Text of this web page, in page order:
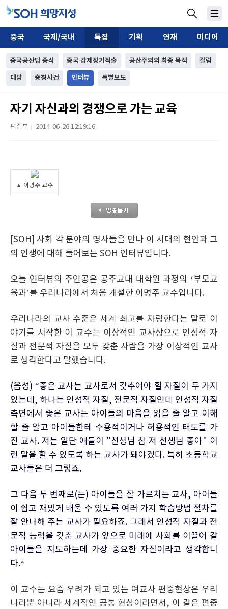
중국 국제/국내 특집 기획 연재 미디어
중국공산당 종식 중국 강제장기적출 공산주의의 최종 목적 칼럼
대담 충칭사건 인터뷰 특별보도
자기 자신과의 경쟁으로 가는 교육
편집부 2014-06-26 12:19:16
▲ 이명주 교수
[SOH] 사회 각 분야의 명사들을 만나 이 시대의 현안과 그
의 인생에 대해 들어보는 SOH 인터뷰입니다.
오늘 인터뷰의 주인공은 공주교대 대학원 과정의 ‘부모교
육과’를 우리나라에서 처음 개설한 이명주 교수입니다.
우리나라의 교사 수준은 세계 최고를 자랑한다는 말로 이
야기를 시작한 이 교수는 이상적인 교사상으로 인성적 자
질과 전문적 자질을 모두 갖춘 사람을 가장 이상적인 교사
로 생각한다고 말했습니다.
(음성) “좋은 교사는 교사로서 갖추어야 할 자질이 두 가지
있는데, 하나는 인성적 자질, 전문적 자질인데 인성적 자질
측면에서 좋은 교사는 아이들의 마음을 읽을 줄 알고 이해
할 줄 알고 아이들한테 수용적이거나 허용적인 태도를 가
진 교사. 저는 일단 애들이 "선생님 참 저 선생님 좋아" 이
런 말을 할 수 있도록 하는 교사가 돼야겠다. 특히 초등학교
교사들은 더 그렇죠.
그 다음 두 번째로(는) 아이들을 잘 가르치는 교사, 아이들
이 쉽고 재밌게 배울 수 있도록 여러 가지 학습방법 절차를
잘 안내해 주는 교사가 필요하죠. 그래서 인성적 자질과 전
문적 능력을 갖춘 교사가 앞으로 미래에 사회를 이끌어 갈
아이들을 지도하는데 가장 중요한 자질이라고 생각합니
다.“
이 교수는 요즘 우려가 되고 있는 여교사 편중현상은 우리
나라뿐 아니라 세계적인 공통 현상이라면서, 이 같은 편중